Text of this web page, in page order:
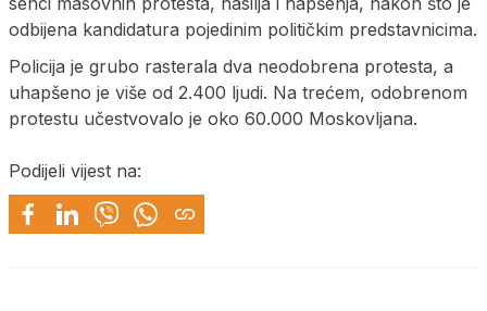
odbijena kandidatura pojedinim političkim predstavnicima.
Policija je grubo rasterala dva neodobrena protesta, a
uhapšeno je više od 2.400 ljudi. Na trećem, odobrenom
protestu učestvovalo je oko 60.000 Moskovljana.
Podijeli vijest na: